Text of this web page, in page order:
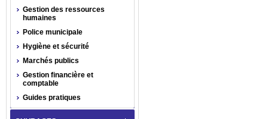
Gestion des ressources
humaines
Police municipale
Hygiène et sécurité
Marchés publics
Gestion financière et
comptable
Guides pratiques